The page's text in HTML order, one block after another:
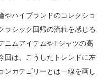
ハイブランドのコレクショ
ラシック回帰の流れを感じる
ニムアイテムやTシャツの高
回は、こうしたトレンドに左
ンカテゴリーとは一線を画し